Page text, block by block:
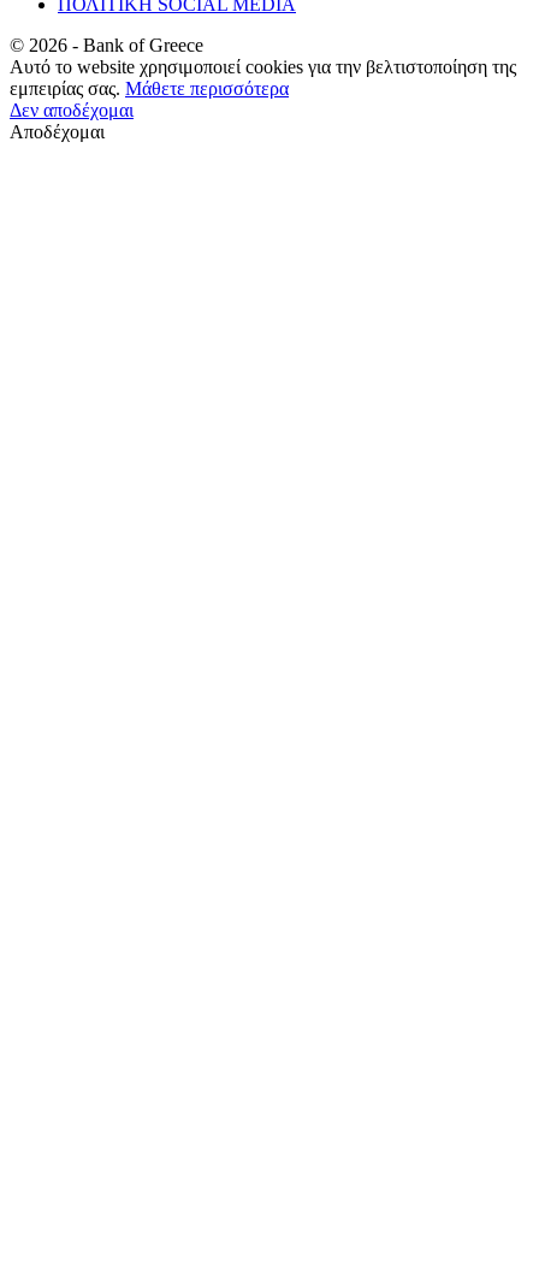
© 2026 - Bank of Greece
Αυτό το website χρησιμοποιεί cookies για την βελτιστοποίηση της
εμπειρίας σας. Μάθετε περισσότερα
Δεν αποδέχομαι
Αποδέχομαι